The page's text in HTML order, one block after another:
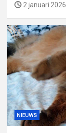
2 januari 2026
NIEUWS